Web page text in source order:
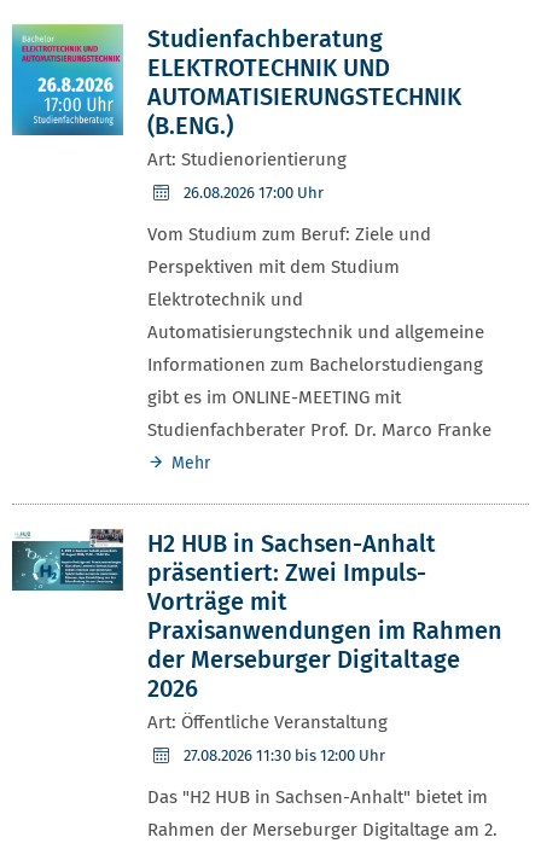
Studienfachberatung
ELEKTROTECHNIK UND
AUTOMATISIERUNGSTECHNIK
(B.ENG.)
Art: Studienorientierung
26.08.2026 17:00 Uhr
Vom Studium zum Beruf: Ziele und
Perspektiven mit dem Studium
Elektrotechnik und
Automatisierungstechnik und allgemeine
Informationen zum Bachelorstudiengang
gibt es im ONLINE-MEETING mit
Studienfachberater Prof. Dr. Marco Franke
Mehr
H2 HUB in Sachsen-Anhalt
präsentiert: Zwei Impuls-
Vorträge mit
Praxisanwendungen im Rahmen
der Merseburger Digitaltage
2026
Art: Öffentliche Veranstaltung
27.08.2026 11:30 bis 12:00 Uhr
Das "H2 HUB in Sachsen-Anhalt" bietet im
Rahmen der Merseburger Digitaltage am 2.